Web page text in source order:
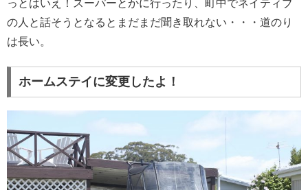
っとはいえ！スーパーとかに行ったり、町中でネイティブ
の人と話そうとなるとまだまだ聞き取れない・・・道のり
は長い。
ホームステイに変更したよ！